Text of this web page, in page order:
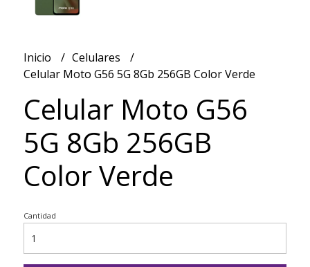
Inicio
Celulares
Celular Moto G56 5G 8Gb 256GB Color Verde
Celular Moto G56
5G 8Gb 256GB
Color Verde
Cantidad